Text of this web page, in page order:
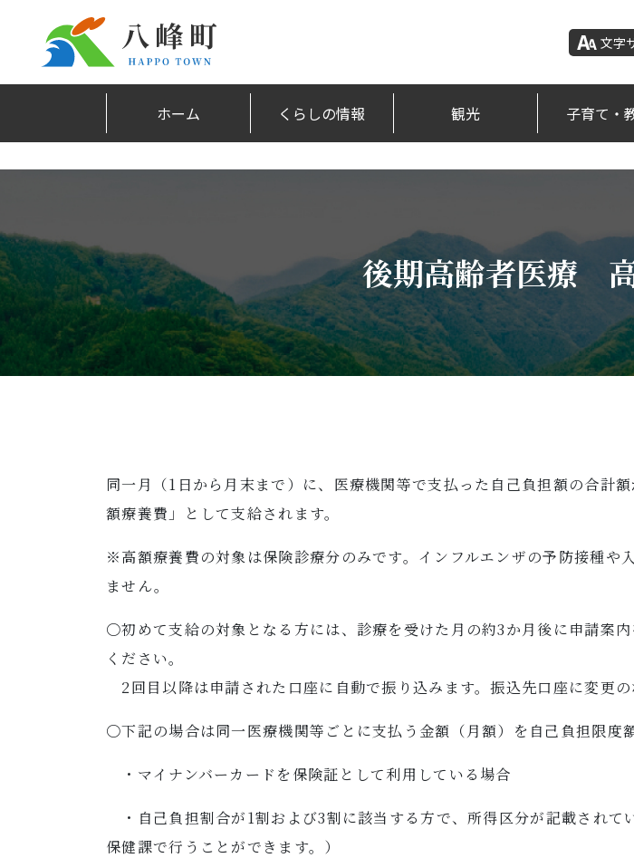
文字
ホーム くらしの情報 観光 子育て・
後期高齢者医療
同一月（1日から月末まで）に、医療機関等で支払った自己負担額の合計
額療養費」として支給されます。
※高額療養費の対象は保険診療分のみです。インフルエンザの予防接種や
ません。
〇初めて支給の対象となる方には、診療を受けた月の約3か月後に申請案
ください。
2回目以降は申請された口座に自動で振り込みます。振込先口座に変更の
〇下記の場合は同一医療機関等ごとに支払う金額（月額）を自己負担限度
・マイナンバーカードを保険証として利用している場合
・自己負担割合が1割および3割に該当する方で、所得区分が記載され
保健課で行うことができます。）